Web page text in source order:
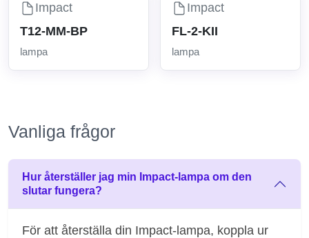
Impact
T12-MM-BP
lampa
Impact
FL-2-KII
lampa
Vanliga frågor
Hur återställer jag min Impact-lampa om den
slutar fungera?
För att återställa din Impact-lampa, koppla ur